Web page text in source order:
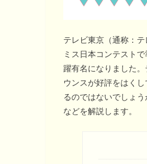
テレビ東京（通称：
ミス日本コンテスト
躍有名になりました
ウンスが好評をはく
るのではないでしょ
などを解説します。